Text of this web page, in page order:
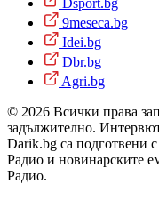
9meseca.bg
Idei.bg
Dbr.bg
Agri.bg
© 2026 Всички права
задължително.
Darik.bg са подготвени
Радио и новинарските
Радио.